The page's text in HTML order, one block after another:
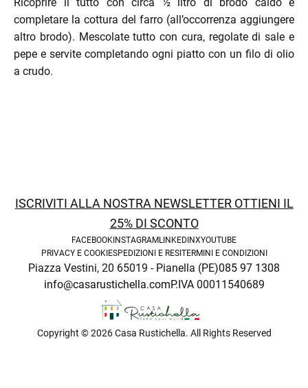
completare la cottura del farro (all’occorrenza aggiungere
altro brodo). Mescolate tutto con cura, regolate di sale e
pepe e servite completando ogni piatto con un filo di olio
a crudo.
ISCRIVITI ALLA NOSTRA NEWSLETTER OTTIENI IL
25% DI SCONTO
FACEBOOKINSTAGRAMLINKEDINXYOUTUBE
PRIVACY E COOKIESPEDIZIONI E RESITERMINI E CONDIZIONI
Piazza Vestini, 20 65019 - Pianella (PE)085 97 1308
info@casarustichella.comP.IVA 00011540689
Copyright © 2026 Casa Rustichella. All Rights Reserved